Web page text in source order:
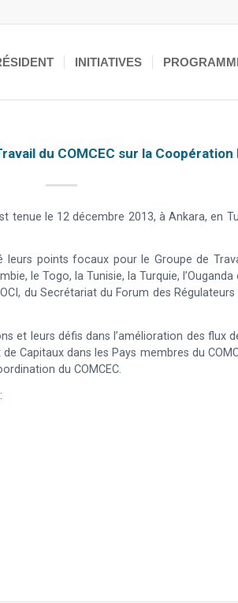
INITIATIVES
du COMCEC sur la
tenue le 12 décembre 2013, à Ankara, en
points focaux pour le Groupe de
le Togo, la Tunisie, la Turquie,
du Secrétariat du Forum des
et leurs défis dans l’amélioration des flux
Capitaux dans les Pays membres du
du COMCEC.